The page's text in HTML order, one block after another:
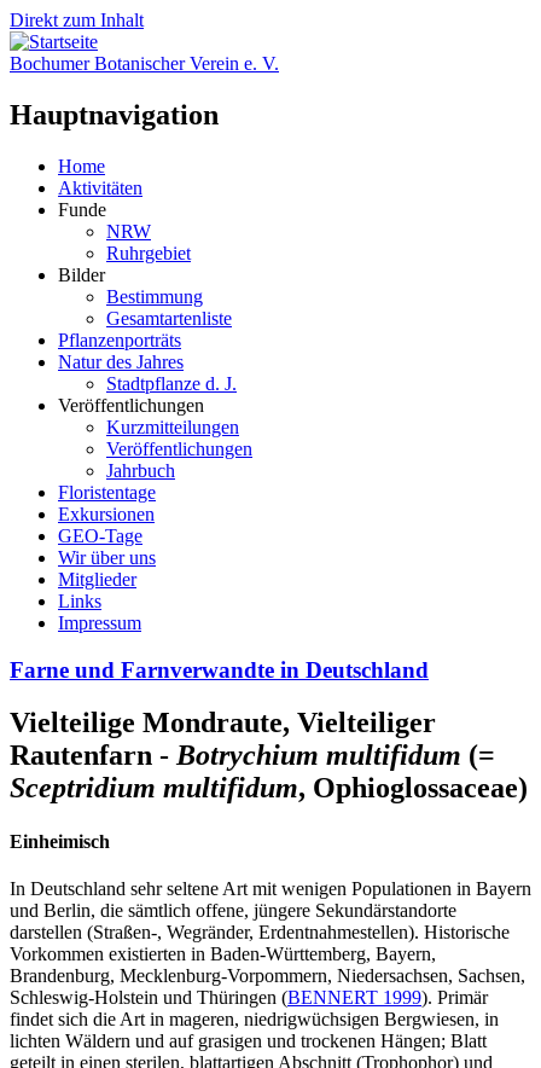
Direkt zum Inhalt
Bochumer Botanischer Verein e. V.
Hauptnavigation
Home
Aktivitäten
Funde
NRW
Ruhrgebiet
Bilder
Bestimmung
Gesamtartenliste
Pflanzenporträts
Natur des Jahres
Stadtpflanze d. J.
Veröffentlichungen
Kurzmitteilungen
Veröffentlichungen
Jahrbuch
Floristentage
Exkursionen
GEO-Tage
Wir über uns
Mitglieder
Links
Impressum
Farne und Farnverwandte in Deutschland
Vielteilige Mondraute, Vielteiliger
Rautenfarn -Botrychium multifidum (=
Sceptridium multifidum, Ophioglossaceae)
Einheimisch
In Deutschland sehr seltene Art mit wenigen Populationen in Bayern
und Berlin, die sämtlich offene, jüngere Sekundärstandorte
darstellen (Straßen-, Wegränder, Erdentnahmestellen). Historische
Vorkommen existierten in Baden-Württemberg, Bayern,
Brandenburg, Mecklenburg-Vorpommern, Niedersachsen, Sachsen,
Schleswig-Holstein und Thüringen (BENNERT 1999). Primär
findet sich die Art in mageren, niedrigwüchsigen Bergwiesen, in
lichten Wäldern und auf grasigen und trockenen Hängen; Blatt
geteilt in einen sterilen, blattartigen Abschnitt (Trophophor) und